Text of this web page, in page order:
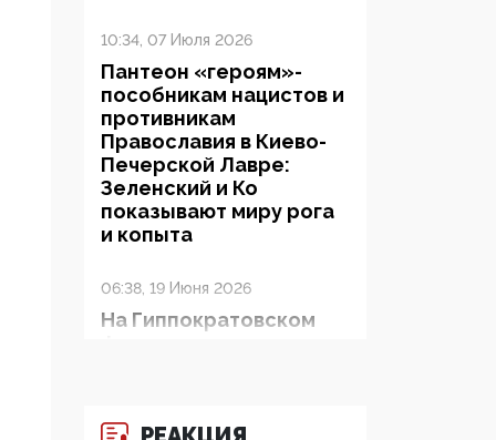
10:34, 07 Июля 2026
Пантеон «героям»-
пособникам нацистов и
противникам
Православия в Киево-
Печерской Лавре:
Зеленский и Ко
показывают миру рога
и копыта
06:38, 19 Июня 2026
На Гиппократовском